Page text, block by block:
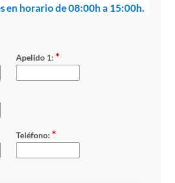
en horario de 08:00h a 15:00h.
Apelido 1: *
Teléfono: *